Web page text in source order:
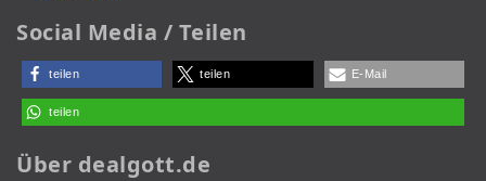
Social Media / Teilen
teilen teilen E-Mail
teilen
Über dealgott.de